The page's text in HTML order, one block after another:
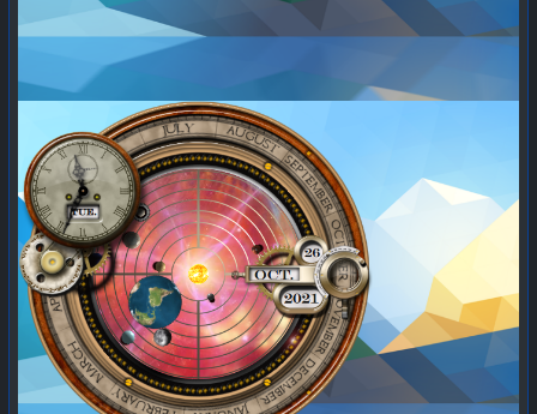
контейнеризация software
softdev
#softwaredevelopment#software-development#фстэк
lang_ru@Russia